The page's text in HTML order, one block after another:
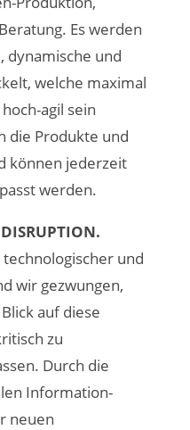
Es werden
dynamische und
welche maximal
agil sein
die Produkte und
können jederzeit
werden.
und
wir gezwungen,
auf diese
zu
Durch die
Information-
neuen